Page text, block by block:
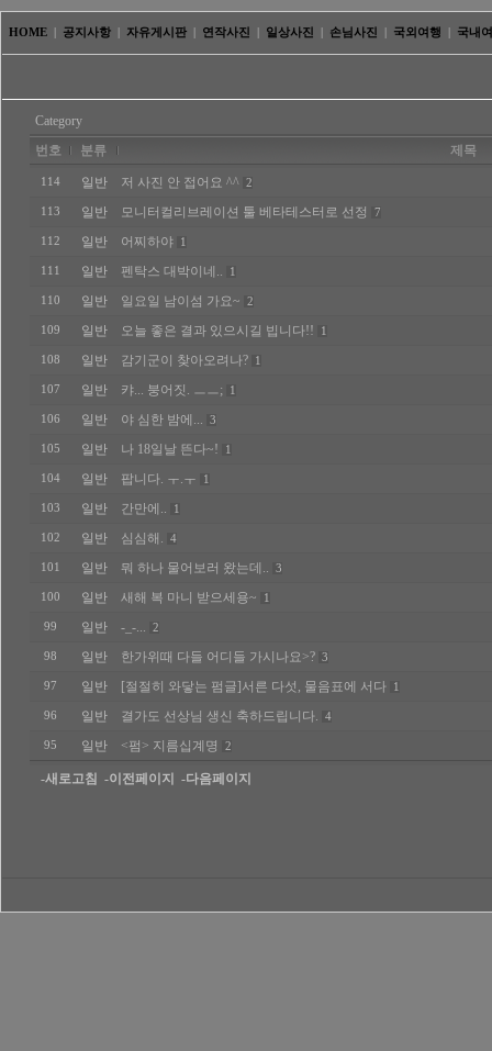
HOME 공지사항 자유게시판 연작사진 일상사진 손님사진 국외여행 국내
Category
번호
분류 제목
114 일반 저 사진 안 접어요 ^^ 2
113 일반 모니터컬리브레이션 툴 베타테스터로 선정 7
112 일반 어찌하야 1
111 일반 펜탁스 대박이네.. 1
110 일반 일요일 남이섬 가요~ 2
109 일반 오늘 좋은 결과 있으시길 빕니다!! 1
108 일반 감기군이 찾아오려나? 1
107 일반 캬... 붕어짓. ㅡㅡ; 1
106 일반 야 심한 밤에... 3
105 일반 나 18일날 뜬다~! 1
104 일반 팝니다. ㅜ.ㅜ 1
103 일반 간만에.. 1
102 일반 심심해. 4
101 일반 뭐 하나 물어보러 왔는데.. 3
100 일반 새해 복 마니 받으세용~ 1
99 일반 -_-... 2
98 일반 한가위때 다들 어디들 가시나요>? 3
97 일반 [절절히 와닿는 펌글]서른 다섯, 물음표에 서다 1
96 일반 결가도 선상님 생신 축하드립니다. 4
95 일반 <펌> 지름십계명 2
-새로고침 -이전페이지 -다음페이지